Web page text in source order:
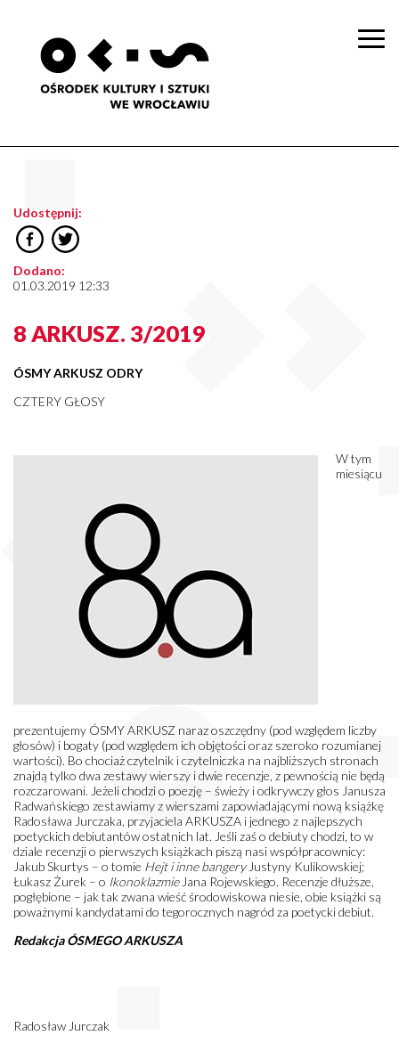
Udostępnij:
Dodano:
01.03.2019 12:33
8 ARKUSZ. 3/2019
ÓSMY ARKUSZ ODRY
CZTERY GŁOSY
W tym
miesiącu
prezentujemy ÓSMY ARKUSZ naraz oszczędny (pod względem liczby
głosów) i bogaty (pod względem ich objętości oraz szeroko rozumianej
wartości). Bo chociaż czytelnik i czytelniczka na najbliższych stronach
znajdą tylko dwa zestawy wierszy i dwie recenzje, z pewnością nie będą
rozczarowani. Jeżeli chodzi o poezję – świeży i odkrywczy głos Janusza
Radwańskiego zestawiamy z wierszami zapowiadającymi nową książkę
Radosława Jurczaka, przyjaciela ARKUSZA i jednego z najlepszych
poetyckich debiutantów ostatnich lat. Jeśli zaś o debiuty chodzi, to w
dziale recenzji o pierwszych książkach piszą nasi współpracownicy:
Jakub Skurtys – o tomie Hejt i inne bangeryJustyny Kulikowskiej;
Łukasz Żurek – o IkonoklazmieJana Rojewskiego. Recenzje dłuższe,
pogłębione – jak tak zwana wieść środowiskowa niesie, obie książki są
poważnymi kandydatami do tegorocznych nagród za poetycki debiut.
Redakcja ÓSMEGO ARKUSZA
Radosław Jurczak